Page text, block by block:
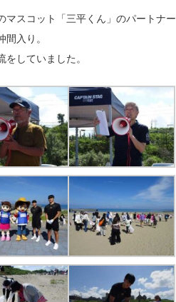
マスコット「三平くん」のパートナー
入り。
していました。